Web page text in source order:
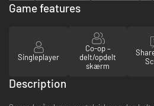
Game features
Singleplayer
Co-op –
delt/opdelt
skærm
Description